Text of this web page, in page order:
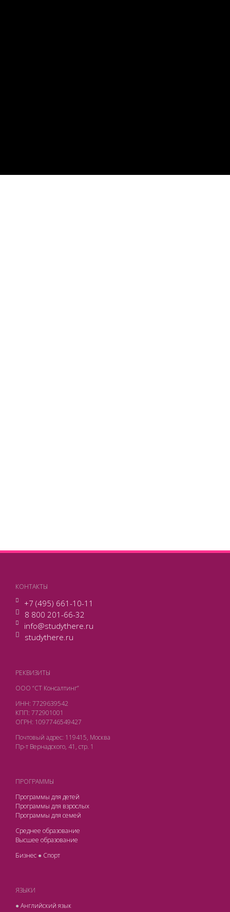
КОНТАКТЫ
+7 (495) 661-10-11
8 800 201-66-32
info@studythere.ru
studythere.ru
РЕКВИЗИТЫ
ООО “СТ Консалтинг”
ИНН: 7729639542
КПП: 772901001
ОГРН: 1097746549427
Почтовый адрес: 119415, Москва
Пр-т Вернадского, 41, стр. 1
ПРОГРАММЫ
Программы для детей
Программы для взрослых
Программы для семей
Среднее образование
Высшее образование
Бизнес ● Спорт
ЯЗЫКИ
●Английский язык